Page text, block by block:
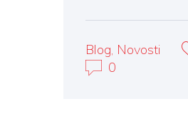
Blog, Novosti
0